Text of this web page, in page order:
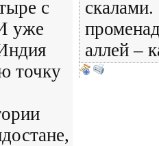
с
уже
точку
скалами.
аллей –